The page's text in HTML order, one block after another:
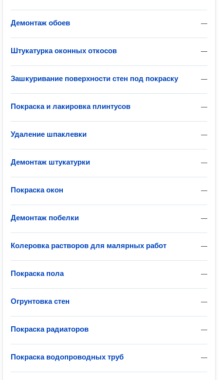
—
Демонтаж обоев
—
Штукатурка оконных откосов
—
Зашкуривание поверхности стен под покраску
—
Покраска и лакировка плинтусов
—
Удаление шпаклевки
—
Демонтаж штукатурки
—
Покраска окон
—
Демонтаж побелки
—
Колеровка растворов для малярных работ
—
Покраска пола
—
Огрунтовка стен
—
Покраска радиаторов
—
Покраска водопроводных труб